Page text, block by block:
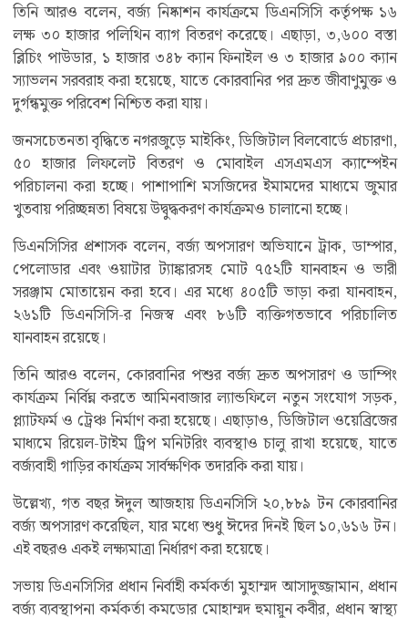
তিনি আরও বলেন, বর্জ্য নিষ্কাশন কার্যক্রমে ডিএনসিসি কর্তৃপক্ষ ১৬
লক্ষ ৩০ হাজার পলিথিন ব্যাগ বিতরণ করেছে। এছাড়া, ৩,৬০০ বস্তা
ব্লিচিং পাউডার, ১ হাজার ৩৪৮ ক্যান ফিনাইল ও ৩ হাজার ৯০০ ক্যান
স্যাভলন সরবরাহ করা হয়েছে, যাতে কোরবানির পর দ্রুত জীবাণুমুক্ত ও
দুর্গন্ধমুক্ত পরিবেশ নিশ্চিত করা যায়।
জনসচেতনতা বৃদ্ধিতে নগরজুড়ে মাইকিং, ডিজিটাল বিলবোর্ডে প্রচারণা,
৫০ হাজার লিফলেট বিতরণ ও মোবাইল এসএমএস ক্যাম্পেইন
পরিচালনা করা হচ্ছে। পাশাপাশি মসজিদের ইমামদের মাধ্যমে জুমার
খুতবায় পরিচ্ছন্নতা বিষয়ে উদ্বুদ্ধকরণ কার্যক্রমও চালানো হচ্ছে।
ডিএনসিসির প্রশাসক বলেন, বর্জ্য অপসারণ অভিযানে ট্রাক, ডাম্পার,
পেলোডার এবং ওয়াটার ট্যাঙ্কারসহ মোট ৭৫২টি যানবাহন ও ভারী
সরঞ্জাম মোতায়েন করা হবে। এর মধ্যে ৪০৫টি ভাড়া করা যানবাহন,
২৬১টি ডিএনসিসি-র নিজস্ব এবং ৮৬টি ব্যক্তিগতভাবে পরিচালিত
যানবাহন রয়েছে।
তিনি আরও বলেন, কোরবানির পশুর বর্জ্য দ্রুত অপসারণ ও ডাম্পিং
কার্যক্রম নির্বিঘ্ন করতে আমিনবাজার ল্যান্ডফিলে নতুন সংযোগ সড়ক,
প্ল্যাটফর্ম ও ট্রেঞ্চ নির্মাণ করা হয়েছে। এছাড়াও, ডিজিটাল ওয়েব্রিজের
মাধ্যমে রিয়েল-টাইম ট্রিপ মনিটরিং ব্যবস্থাও চালু রাখা হয়েছে, যাতে
বর্জ্যবাহী গাড়ির কার্যক্রম সার্বক্ষণিক তদারকি করা যায়।
উল্লেখ্য, গত বছর ঈদুল আজহায় ডিএনসিসি ২০,৮৮৯ টন কোরবানির
বর্জ্য অপসারণ করেছিল, যার মধ্যে শুধু ঈদের দিনই ছিল ১০,৬১৬ টন।
এই বছরও একই লক্ষ্যমাত্রা নির্ধারণ করা হয়েছে।
সভায় ডিএনসিসির প্রধান নির্বাহী কর্মকর্তা মুহাম্মদ আসাদুজ্জামান, প্রধান
বর্জ্য ব্যবস্থাপনা কর্মকর্তা কমডোর মোহাম্মদ হুমায়ুন কবীর, প্রধান স্বাস্থ্য